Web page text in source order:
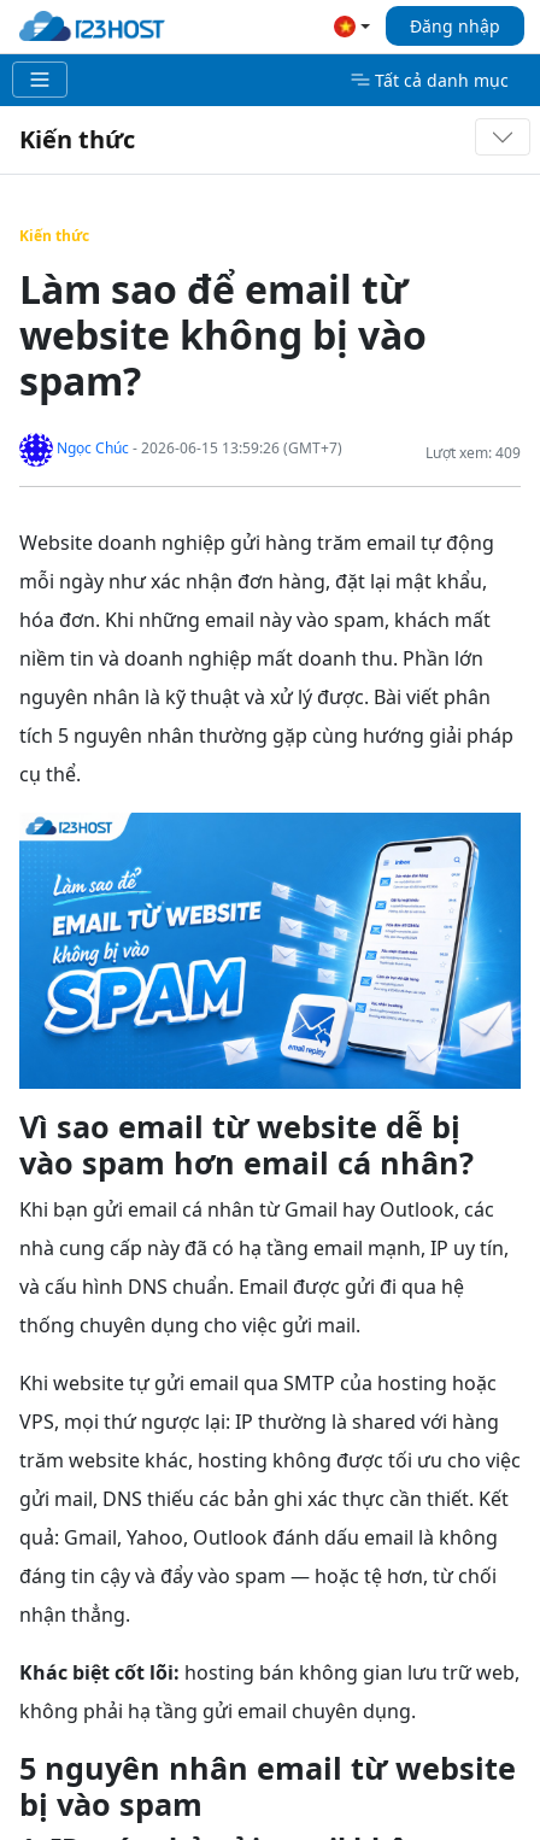
Đăng nhập
Tất cả danh mục
Kiến thức
Kiến thức
Làm sao để email từ
website không bị vào
spam?
Lượt xem: 409
Ngọc Chúc- 2026-06-15 13:59:26 (GMT+7)
Website doanh nghiệp gửi hàng trăm email tự động
mỗi ngày như xác nhận đơn hàng, đặt lại mật khẩu,
hóa đơn. Khi những email này vào spam, khách mất
niềm tin và doanh nghiệp mất doanh thu. Phần lớn
nguyên nhân là kỹ thuật và xử lý được. Bài viết phân
tích 5 nguyên nhân thường gặp cùng hướng giải pháp
cụ thể.
Vì sao email từ website dễ bị
vào spam hơn email cá nhân?
Khi bạn gửi email cá nhân từ Gmail hay Outlook, các
nhà cung cấp này đã có hạ tầng email mạnh, IP uy tín,
và cấu hình DNS chuẩn. Email được gửi đi qua hệ
thống chuyên dụng cho việc gửi mail.
Khi website tự gửi email qua SMTP của hosting hoặc
VPS, mọi thứ ngược lại: IP thường là shared với hàng
trăm website khác, hosting không được tối ưu cho việc
gửi mail, DNS thiếu các bản ghi xác thực cần thiết. Kết
quả: Gmail, Yahoo, Outlook đánh dấu email là không
đáng tin cậy và đẩy vào spam — hoặc tệ hơn, từ chối
nhận thẳng.
Khác biệt cốt lõi: hosting bán không gian lưu trữ web,
không phải hạ tầng gửi email chuyên dụng.
5 nguyên nhân email từ website
bị vào spam